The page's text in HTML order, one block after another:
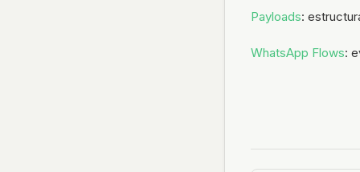
Payloads:
WhatsApp Flows: